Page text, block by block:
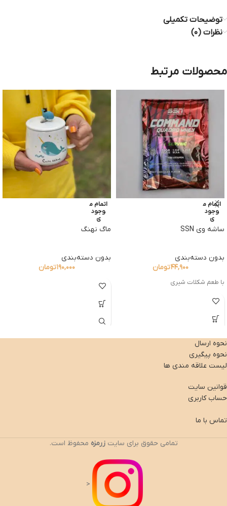
توضیحات تکمیلی
نظرات (۰)
محصولات مرتبط
اتمام م
وجود
ی
ساشه وی SSN
بدون دسته‌بندی
۴۴,۹۰۰تومان
با طعم شکلات شیری
اتمام م
وجود
ی
ماگ نهنگ
بدون دسته‌بندی
۱۹۰,۰۰۰تومان
نحوه ارسال
نحوه پیگیری
لیست علاقه مندی ها
قوانین سایت
حساب کاربری
تماس با ما
تمامی حقوق برای سایتزرمزه محفوظ است.
<